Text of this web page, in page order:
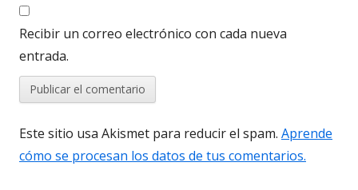
Recibir un correo electrónico con cada nueva
entrada.
Este sitio usa Akismet para reducir el spam. Aprende
cómo se procesan los datos de tus comentarios.